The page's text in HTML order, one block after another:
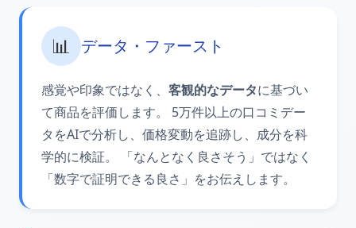
📊 データ・ファースト
感覚や印象ではなく、 客観的なデータに基づい
て商品を評価します。 5万件以上の口コミデー
タをAIで分析し、価格変動を追跡し、成分を科
学的に検証。 「なんとなく良さそう」ではなく
「数字で証明できる良さ」をお伝えします。